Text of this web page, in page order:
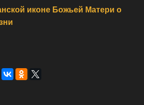
иконе Божьей Матери о